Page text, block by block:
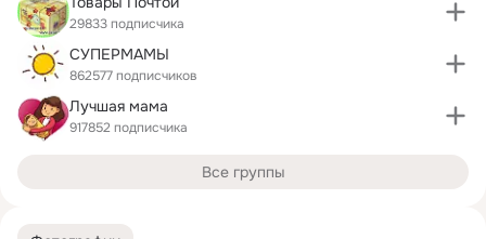
29833 подписчика
СУПЕРМАМЫ
862577 подписчиков
Лучшая мама
917852 подписчика
Все группы